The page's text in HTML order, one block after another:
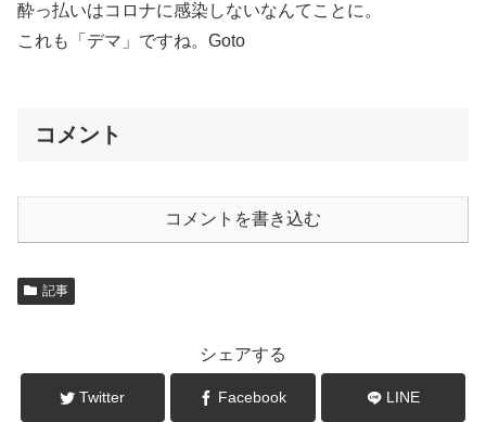
酔っ払いはコロナに感染しないなんてことに。
これも「デマ」ですね。Goto
コメント
コメントを書き込む
記事
シェアする
Twitter Facebook LINE